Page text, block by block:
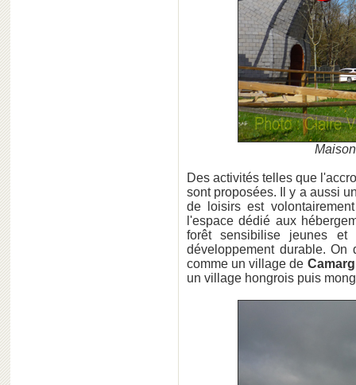
Des activités telles que
sont proposées. Il y a aussi
de loisirs est
l'espace dédié aux
forêt sensibilise jeunes et
développement durable.
comme un village de
un village hongrois puis